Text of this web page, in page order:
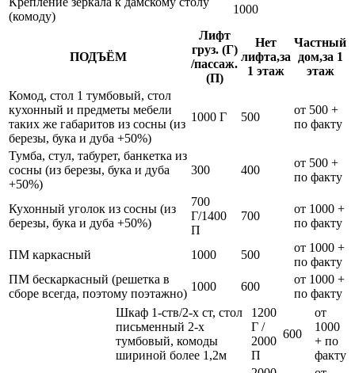
(комоду)
1000
ПОДЪЁМ
Лифт
груз. (Г)
/пассаж.
(П)
Нет
лифта,за
1 этаж
Частный
дом,за 1
этаж
Комод, стол 1 тумбовый, стол
кухонный и предметы мебели
таких же габаритов из сосны (из
березы, бука и дуба +50%)
1000 Г 500
от 500 +
по факту
Тумба, стул, табурет, банкетка из
сосны (из березы, бука и дуба
+50%)
300 400
от 500 +
по факту
Кухонный уголок из сосны (из
березы, бука и дуба +50%)
700
Г/1400
П
700
от 1000 +
по факту
ПМ каркасный 1000 500
от 1000 +
по факту
ПМ бескаркасный (решетка в
сборе всегда, поэтому поэтажно)
1000 600
от 1000 +
по факту
Шкаф 1-ств/2-х ст, стол
письменный 2-х
тумбовый, комоды
шириной более 1,2м
1200
Г /
2000
П
600
от
1000
+ по
факту